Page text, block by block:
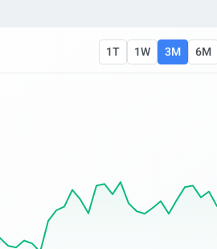
1T 1W 3M 6M
from 121.35 to 152.8.